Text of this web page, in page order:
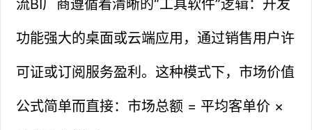
流BI厂商遵循着清晰的“工具软件”逻辑：开发
功能强大的桌面或云端应用，通过销售用户许
可证或订阅服务盈利。这种模式下，市场价值
公式简单而直接：市场总额 = 平均客单价 ×